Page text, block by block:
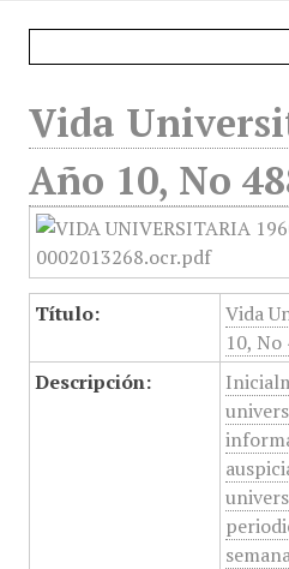
Vida
Año 10, No
Título:
Vida
10, No
Descripción: